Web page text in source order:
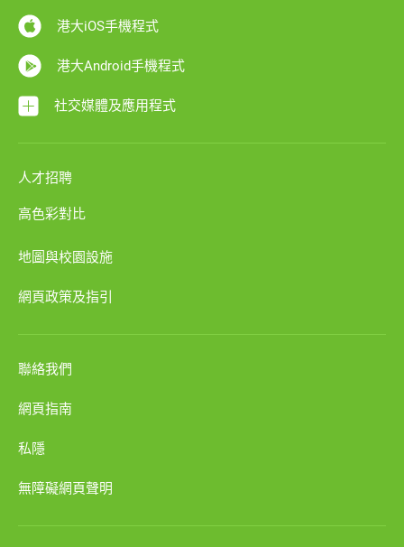
港大iOS手機程式
港大Android手機程式
社交媒體及應用程式
人才招聘
高色彩對比
地圖與校園設施
網頁政策及指引
聯絡我們
網頁指南
私隱
無障礙網頁聲明